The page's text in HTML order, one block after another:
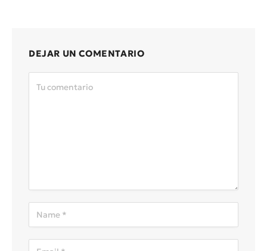
DEJAR UN COMENTARIO